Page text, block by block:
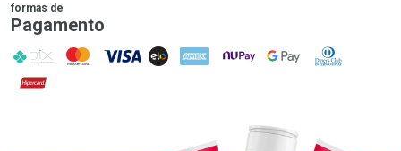
formas de
Pagamento
PIX MasterCard
VISA ELO AMEX NuPay Google PayDiners Club
Hipercard
Promoção em Destaque